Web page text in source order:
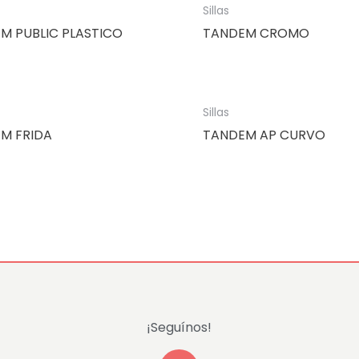
PUBLIC PLASTICO
Sillas
TANDEM CROMO
FRIDA
Sillas
TANDEM AP CURVO
¡Seguínos!